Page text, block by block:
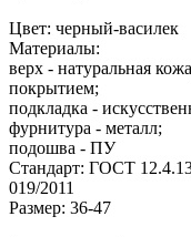
Цвет: черный-василек
Материалы:
верх - натуральная
покрытием;
подкладка -
фурнитура - металл;
подошва - ПУ
Стандарт: ГОСТ
019/2011
Размер: 36-47